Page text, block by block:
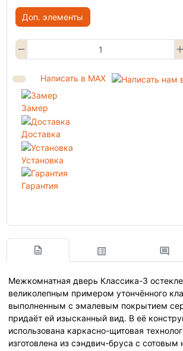
Доп. элементы
Написать в MAX
Замер
Доставка
Установка
Гарантия
Межкомнатная дверь Классика-3
великолепным примером утончённого
выполненным с эмалевым покрытием
придаёт ей изысканный вид. В её
использована каркасно-щитовая
изготовлена из сэндвич-бруса с сотовым